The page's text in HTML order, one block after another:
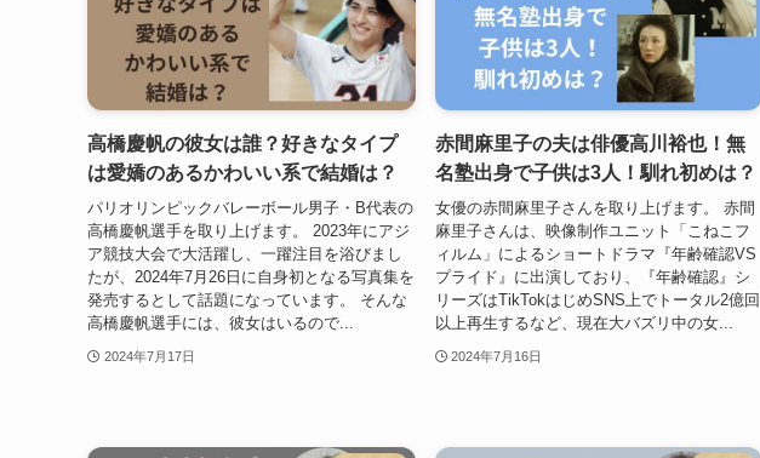
高橋慶帆の彼女は誰？好きなタイプ
は愛嬌のあるかわいい系で結婚は？
パリオリンピックバレーボール男子・B代表の
高橋慶帆選手を取り上げます。 2023年にアジ
ア競技大会で大活躍し、一躍注目を浴びまし
たが、2024年7月26日に自身初となる写真集を
発売するとして話題になっています。 そんな
高橋慶帆選手には、彼女はいるので...
2024年7月17日
赤間麻里子の夫は俳優高川裕也！無
名塾出身で子供は3人！馴れ初めは？
女優の赤間麻里子さんを取り上げます。 赤間
麻里子さんは、映像制作ユニット「こねこフ
ィルム」によるショートドラマ『年齢確認VS
プライド』に出演しており、『年齢確認』シ
リーズはTikTokはじめSNS上でトータル2億回
以上再生するなど、現在大バズリ中の女...
2024年7月16日